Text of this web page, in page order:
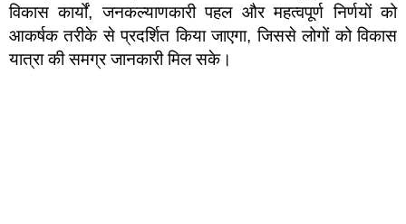
विकास कार्यों, जनकल्याणकारी पहल और महत्वपूर्ण निर्णयों को
आकर्षक तरीके से प्रदर्शित किया जाएगा, जिससे लोगों को विकास
यात्रा की समग्र जानकारी मिल सके।